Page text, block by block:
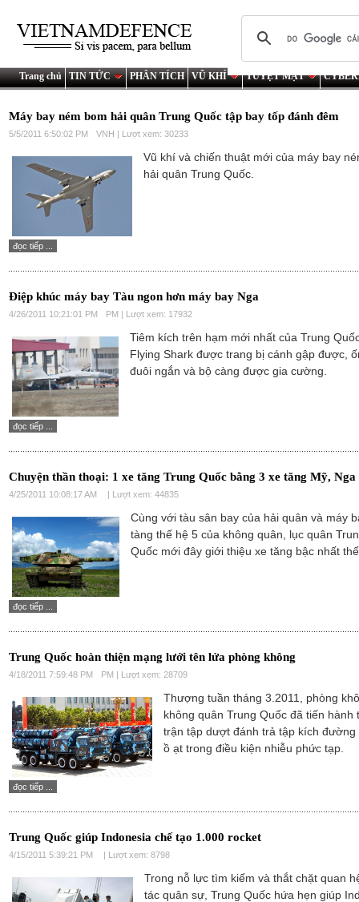
Trang chủ TIN TỨC PHÂN TÍCH VŨ KHÍ TUYỆT MẬT
Máy bay ném bom hải quân Trung Quốc tập bay tốp đánh đêm
5/5/2011 6:50:02 PM VNH | Lượt xem: 30233
Vũ khí và chiến thuật mới của máy bay
hải quân Trung Quốc.
đọc tiếp ...
Điệp khúc máy bay Tàu ngon hơn máy bay Nga
4/26/2011 10:21:01 PM PM | Lượt xem: 17932
Tiêm kích trên hạm mới nhất của Trung
Flying Shark được trang bị cánh gập được,
đuôi ngắn và bộ càng được gia cường.
đọc tiếp ...
Chuyện thần thoại: 1 xe tăng Trung Quốc bằng 3 xe tăng Mỹ, Nga
4/25/2011 10:08:17 AM | Lượt xem: 44835
Cùng với tàu sân bay của hải quân và máy
tàng thế hệ 5 của không quân, lục quân
Quốc mới đây giới thiệu xe tăng bậc nhất
đọc tiếp ...
Trung Quốc hoàn thiện mạng lưới tên lửa phòng không
4/18/2011 7:59:48 PM PM | Lượt xem: 28709
Thượng tuần tháng 3.2011, phòng
không quân Trung Quốc đã tiến hành
trận tập dượt đánh trả tập kích đường
ồ ạt trong điều kiện nhiễu phức tạp.
đọc tiếp ...
Trung Quốc giúp Indonesia chế tạo 1.000 rocket
4/15/2011 5:39:21 PM | Lượt xem: 8798
Trong nỗ lực tìm kiếm và thắt chặt quan
tác quân sự, Trung Quốc hứa hẹn giúp